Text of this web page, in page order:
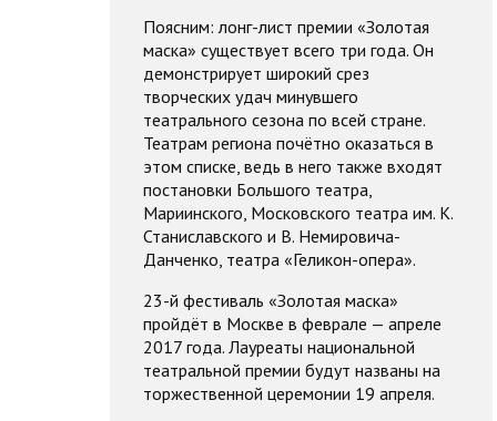
Поясним: лонг-лист премии «Золотая
маска» существует всего три года. Он
демонстрирует широкий срез
творческих удач минувшего
театрального сезона по всей стране.
Театрам региона почётно оказаться в
этом списке, ведь в него также входят
постановки Большого театра,
Мариинского, Московского театра им. К.
Станиславского и В. Немировича-
Данченко, театра «Геликон-опера».
23-й фестиваль «Золотая маска»
пройдёт в Москве в феврале — апреле
2017 года. Лауреаты национальной
театральной премии будут названы на
торжественной церемонии 19 апреля.